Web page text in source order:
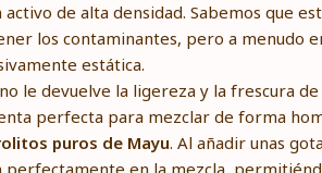
de alta densidad. Sabemos que
los contaminantes, pero a menudo
estática.
le devuelve la ligereza y la frescura
perfecta para mezclar de forma
puros de Mayu. Al añadir unas
en la mezcla,